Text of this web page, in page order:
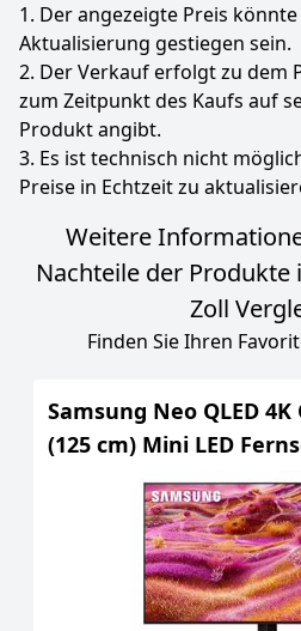
1. Der angezeigte Preis
Aktualisierung gestiegen sein.
2. Der Verkauf erfolgt zu dem
zum Zeitpunkt des Kaufs auf
Produkt angibt.
3. Es ist technisch nicht
Preise in Echtzeit zu
Weitere
Nachteile der Produkte
Zoll
Finden Sie Ihren
Samsung Neo QLED 4K
(125 cm) Mini LED
Antireflexion, NQ4 AI
Neo Quantum HDR, 4K
Dolby Atmos, Knox
Vision AI Smart TV